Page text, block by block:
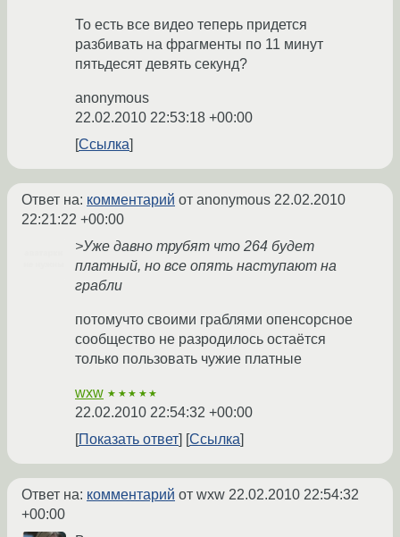
То есть все видео теперь придется
разбивать на фрагменты по 11 минут
пятьдесят девять секунд?
anonymous
22.02.2010 22:53:18 +00:00
Ссылка
Ответ на: комментарий от anonymous 22.02.2010
22:21:22 +00:00
>Уже давно трубят что 264 будет
платный, но все опять наступают на
грабли
потомучто своими граблями опенсорсное
сообщество не разродилось остаётся
только пользовать чужие платные
wxw ★★★★★
22.02.2010 22:54:32 +00:00
Показать ответ
Ссылка
Ответ на: комментарий от wxw 22.02.2010 22:54:32
+00:00